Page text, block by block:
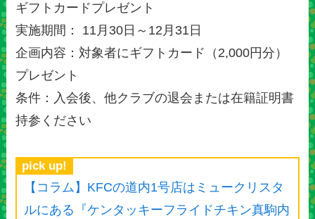
ギフトカードプレゼント
実施期間： 11月30日～12月31日
企画内容：対象者にギフトカード（2,000円分）
プレゼント
条件：入会後、他クラブの退会または在籍証明書
持参ください
pick up!
【コラム】KFCの道内1号店はミュークリスタ
ルにある『ケンタッキーフライドチキン真駒内